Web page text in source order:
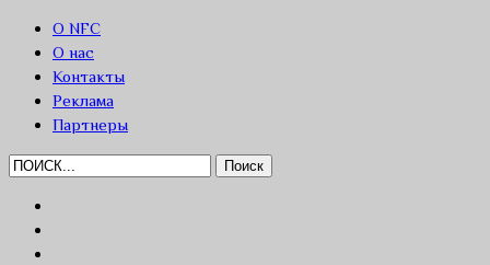
О NFC
О нас
Контакты
Реклама
Партнеры